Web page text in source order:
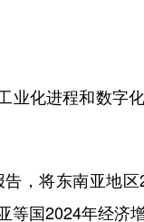
化进程和数字
，将东南亚地区
等国2024年经济